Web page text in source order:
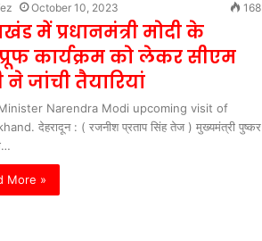
October 10, 2023 168
में प्रधानमंत्री मोदी के
कार्यक्रम को लेकर सीएम
ने जांची तैयारियां
Narendra Modi upcoming visit of
देहरादून : ( रजनीश प्रताप सिंह तेज ) मुख्यमंत्री पुष्कर
More »